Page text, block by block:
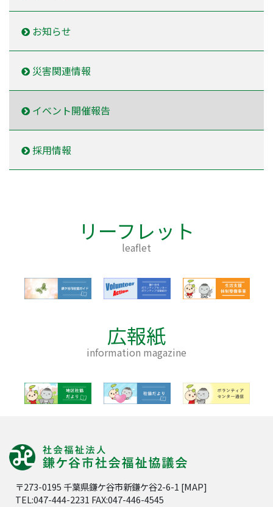
お知らせ
災害関連情報
イベント開催報告
採用情報
リーフレット
leaflet
広報紙
information magazine
〒273-0195 千葉県鎌ケ谷市新鎌ケ谷2-6-1 [MAP]
TEL:047-444-2231 FAX:047-446-4545